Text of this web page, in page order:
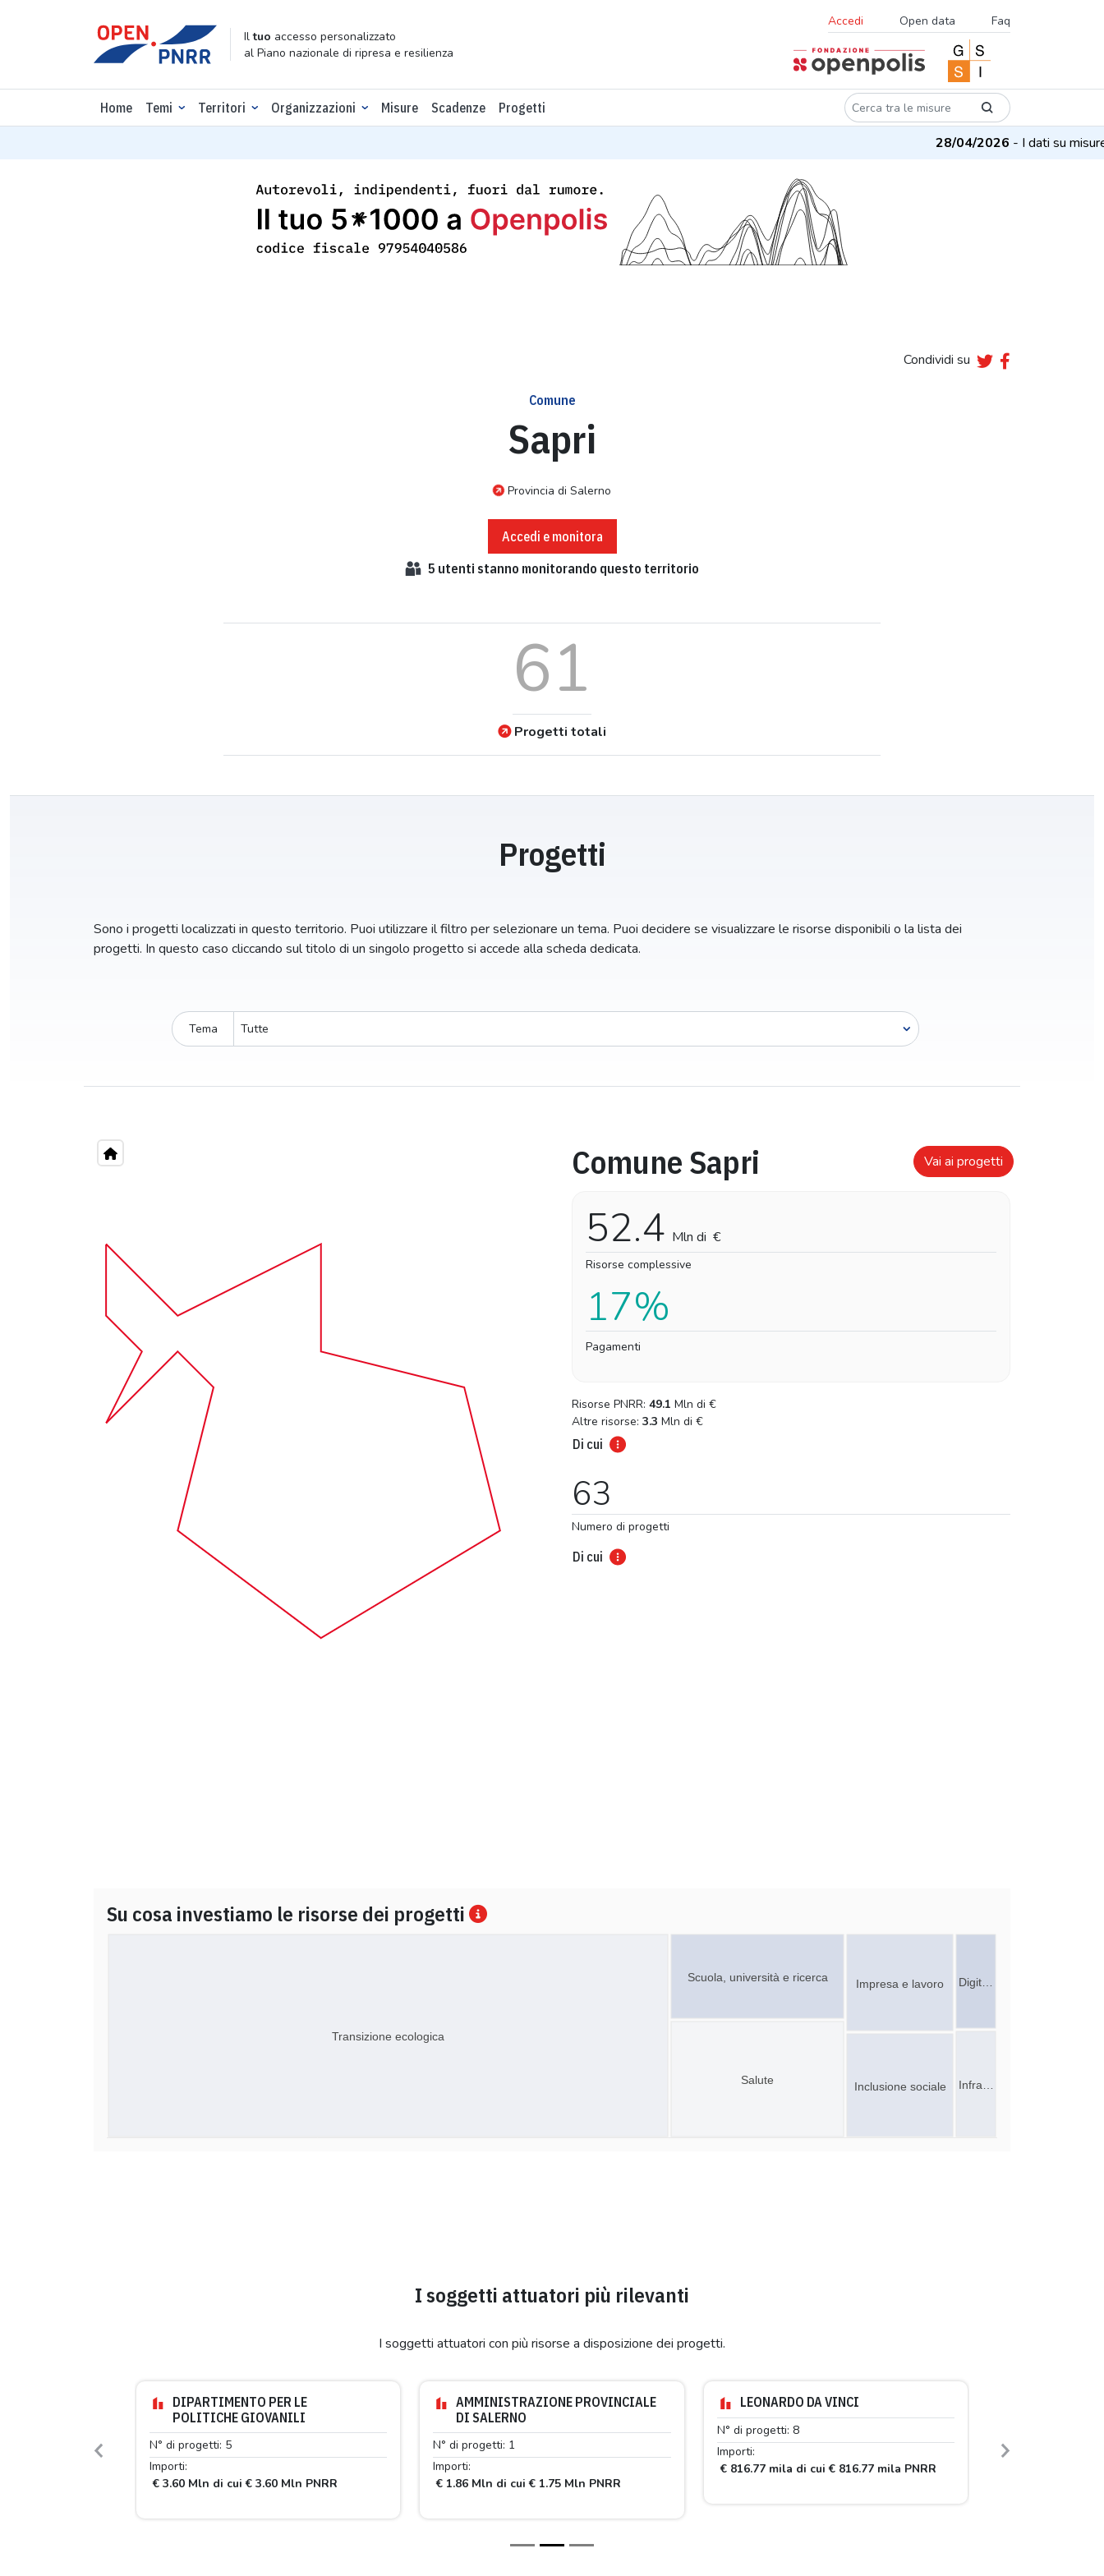
Iltuo accesso personalizzato
al Piano nazionale di ripresa e resilienza
Accedi Open data Faq
Home Temi Territori Organizzazioni Misure Scadenze Progetti
28/04/2026- I dati su misure e
Condividi su
Comune
Sapri
Provincia di Salerno
Accedi e monitora
5 utenti stanno monitorando questo territorio
61
Progetti totali
Progetti
Sono i progetti localizzati in questo territorio. Puoi utilizzare il filtro per selezionare un tema. Puoi decidere se visualizzare le risorse disponibili o la lista dei
progetti. In questo caso cliccando sul titolo di un singolo progetto si accede alla scheda dedicata.
Tema
Complessivo
Comune Sapri Vai ai progetti
52.4 Mln di €
Risorse complessive
17%
Pagamenti
Risorse PNRR: 49.1 Mln di €
Altre risorse: 3.3 Mln di €
Di cui
63
Numero di progetti
Di cui
Su cosa investiamo le risorse dei progetti
Digit…
Scuola, università e ricerca Impresa e lavoro
Inclusione sociale Infra…
Transizione ecologica
Salute
I soggetti attuatori più rilevanti
I soggetti attuatori con più risorse a disposizione dei progetti.
DIPARTIMENTO PER LE
POLITICHE GIOVANILI
N° di progetti: 5
Importi:
€ 3.60 Mln di cui € 3.60 Mln PNRR
AMMINISTRAZIONE PROVINCIALE
DI SALERNO
N° di progetti: 1
Importi:
€ 1.86 Mln di cui € 1.75 Mln PNRR
LEONARDO DA VINCI
N° di progetti: 8
Importi:
€ 816.77 mila di cui € 816.77 mila PNRR
Previous Next